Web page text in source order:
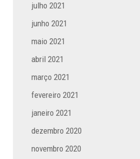
julho 2021
junho 2021
maio 2021
abril 2021
março 2021
fevereiro 2021
janeiro 2021
dezembro 2020
novembro 2020